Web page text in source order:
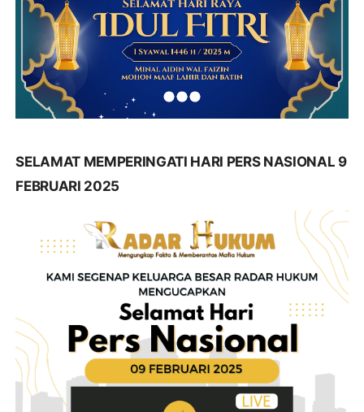
SELAMAT MEMPERINGATI HARI PERS NASIONAL 9
FEBRUARI 2025